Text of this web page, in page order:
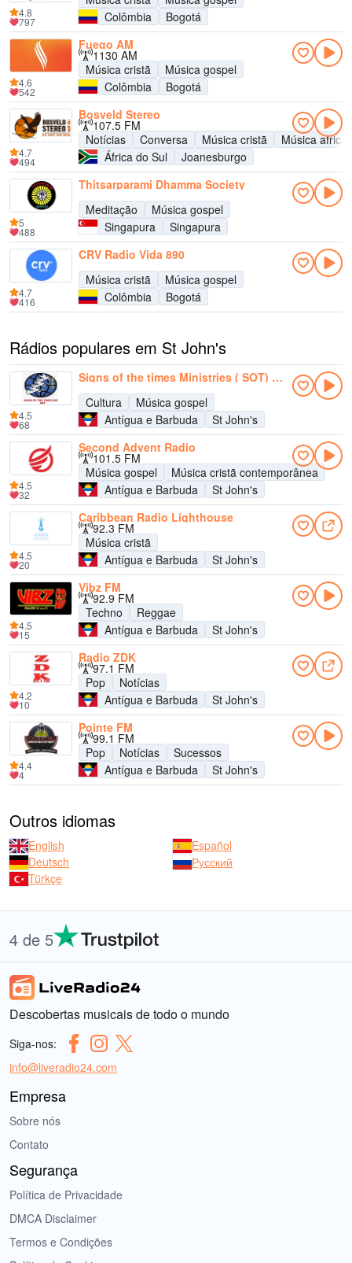
Colômbia
Bogotá
4.8
797
Fuego AM
1130 AM
Música cristã
Música gospel
Colômbia
Bogotá
4.6
542
Bosveld Stereo
107.5 FM
Notícias
Conversa Música cristã
Música
África do Sul
Joanesburgo
4.7
494
Thitsarparami Dhamma Society
Meditação
Música gospel
Singapura
Singapura
5
488
CRV Radio Vida 890
Música cristã
Música gospel
Colômbia
Bogotá
4.7
416
Rádios populares em St John's
Signs of the times Ministries ( SOT) Radio
Cultura
Música gospel
Antígua e Barbuda
St John's
4.5
68
Second Advent Radio
101.5 FM
Música gospel
Música cristã contemporânea
Antígua e Barbuda
St John's
4.5
32
Caribbean Radio Lighthouse
92.3 FM
Música cristã
Antígua e Barbuda
St John's
4.5
20
Vibz FM
92.9 FM
Techno
Reggae
Antígua e Barbuda
St John's
4.5
15
Radio ZDK
97.1 FM
Pop
Notícias
Antígua e Barbuda
St John's
4.2
10
Pointe FM
99.1 FM
Pop
Notícias
Sucessos
Antígua e Barbuda
St John's
4.4
4
Outros idiomas
English
Español
Deutsch
Русский
Türkçe
4 de 5
Descobertas musicais de todo o mundo
Siga-nos:
info@liveradio24.com
Empresa
Sobre nós
Contato
Segurança
Política de Privacidade
DMCA Disclaimer
Termos e Condições